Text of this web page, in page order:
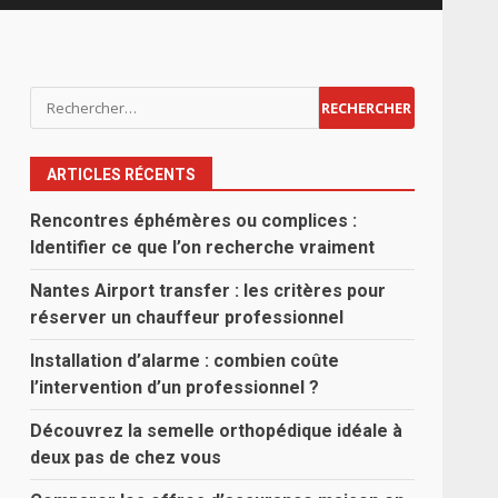
Rechercher :
ARTICLES RÉCENTS
Rencontres éphémères ou complices :
Identifier ce que l’on recherche vraiment
Nantes Airport transfer : les critères pour
réserver un chauffeur professionnel
Installation d’alarme : combien coûte
l’intervention d’un professionnel ?
Découvrez la semelle orthopédique idéale à
deux pas de chez vous